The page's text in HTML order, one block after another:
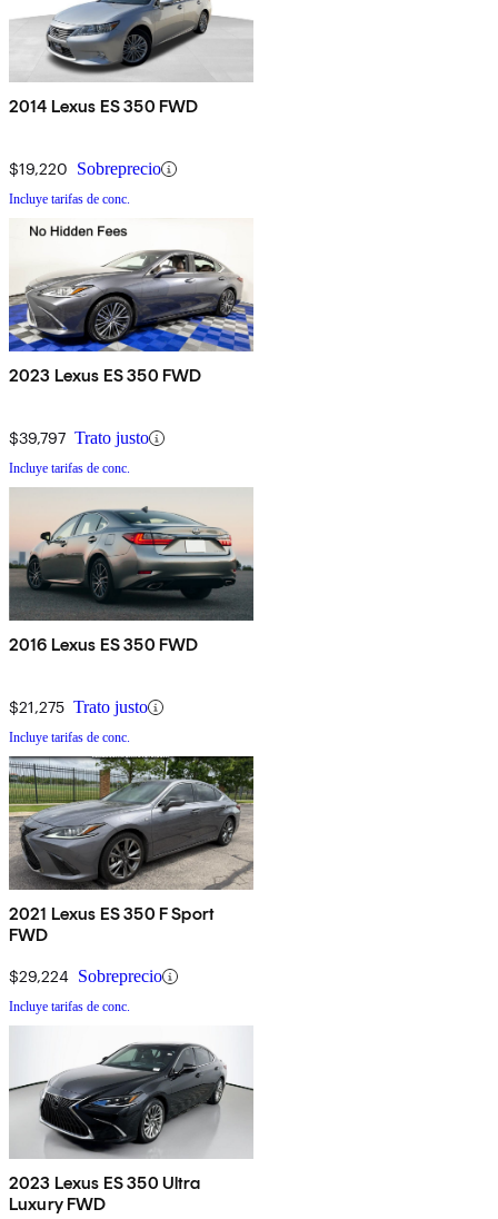
2014 Lexus ES 350 FWD
$19,220 Sobreprecio
Incluye tarifas de conc.
2023 Lexus ES 350 FWD
$39,797 Trato justo
Incluye tarifas de conc.
2016 Lexus ES 350 FWD
$21,275 Trato justo
Incluye tarifas de conc.
2021 Lexus ES 350 F Sport
FWD
$29,224 Sobreprecio
Incluye tarifas de conc.
2023 Lexus ES 350 Ultra
Luxury FWD